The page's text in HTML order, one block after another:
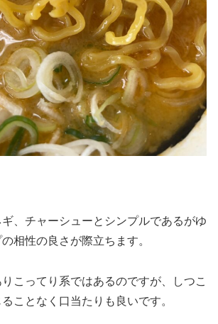
、チャーシューとシンプルであるがゆ
相性の良さが際立ちます。
こってり系ではあるのですが、しつこ
ことなく口当たりも良いです。